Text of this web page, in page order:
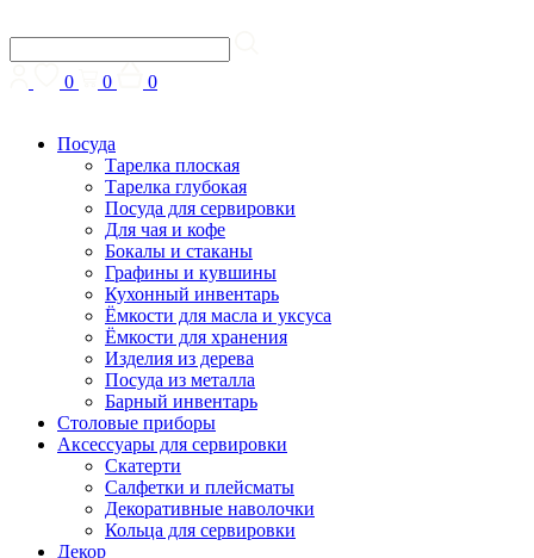
0 0 0
Посуда
Тарелка плоская
Тарелка глубокая
Посуда для сервировки
Для чая и кофе
Бокалы и стаканы
Графины и кувшины
Кухонный инвентарь
Ёмкости для масла и уксуса
Ёмкости для хранения
Изделия из дерева
Посуда из металла
Барный инвентарь
Столовые приборы
Аксессуары для сервировки
Скатерти
Cалфетки и плейсматы
Декоративные наволочки
Кольца для сервировки
Декор